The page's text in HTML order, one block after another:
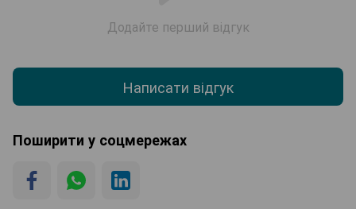
Додайте перший відгук
Написати відгук
Поширити у соцмережах